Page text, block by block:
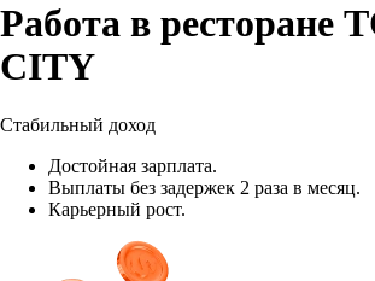
Работа в
CITY
Стабильный доход
Достойная зарплата.
Выплаты без задержек 2 раза в месяц.
Карьерный рост.